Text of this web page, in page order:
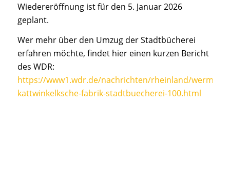
Wiedereröffnung ist für den 5. Januar 2026
geplant.
Wer mehr über den Umzug der Stadtbücherei
erfahren möchte, findet hier einen kurzen Bericht
des WDR:
https://www1.wdr.de/nachrichten/rheinland/
kattwinkelksche-fabrik-stadtbuecherei-100.html